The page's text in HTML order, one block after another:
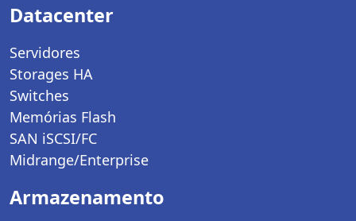
Datacenter
Servidores
Storages HA
Switches
Memórias Flash
SAN iSCSI/FC
Midrange/Enterprise
Armazenamento